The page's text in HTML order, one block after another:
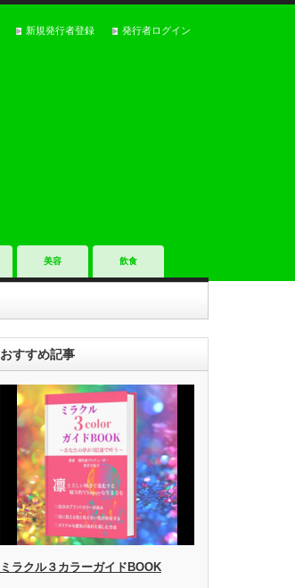
新規発行者登録 発行者ログイン
美容 飲食
おすすめ記事
ミラクル３カラーガイドBOOK